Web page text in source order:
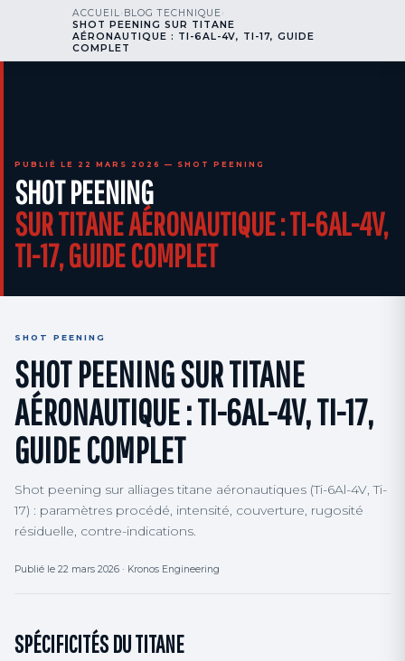
nos
engineering
NOUS APPELER AOG 24/7
PUBLIÉ LE 22 MARS 2026 — SHOT PEENING
SHOT PEENING
SUR TITANE AÉRONAUTIQUE : TI-6AL-4V,
TI-17, GUIDE COMPLET
ACCUEIL BLOG TECHNIQUE
SHOT PEENING SUR TITANE
AÉRONAUTIQUE : TI-6AL-4V, TI-17, GUIDE
COMPLET
SHOT PEENING
SHOT PEENING SUR TITANE
AÉRONAUTIQUE : TI-6AL-4V, TI-17,
GUIDE COMPLET
Shot peening sur alliages titane aéronautiques (Ti-6Al-4V, Ti-
17) : paramètres procédé, intensité, couverture, rugosité
résiduelle, contre-indications.
Publié le 22 mars 2026 · Kronos Engineering
SPÉCIFICITÉS DU TITANE